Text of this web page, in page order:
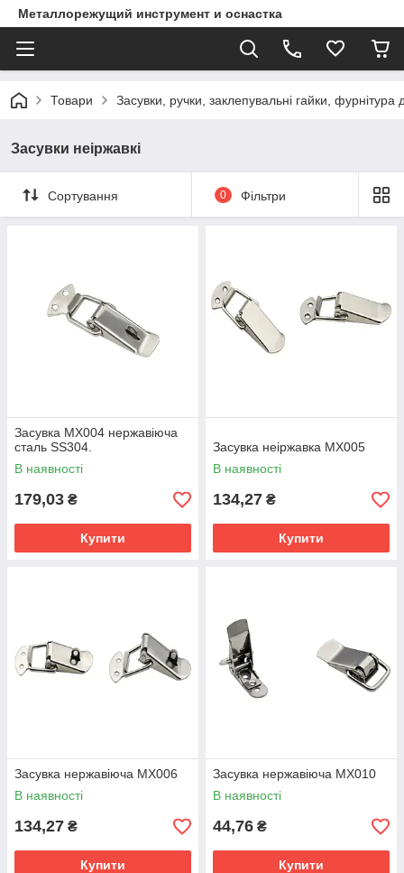
Металлорежущий инструмент и оснастка
Товари Засувки, ручки, заклепувальні гайки, фурнітура
Засувки неіржавкі
Сортування 0 Фільтри
Засувка MX004 нержавіюча
сталь SS304.
В наявності
179,03 ₴
Купити
Засувка неіржавка MX005
В наявності
134,27 ₴
Купити
Засувка нержавіюча MX006
В наявності
134,27 ₴
Купити
Засувка нержавіюча MX010
В наявності
44,76 ₴
Купити